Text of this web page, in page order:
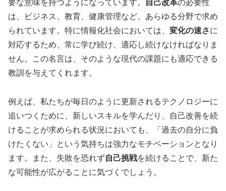
要な意味を持つようになっています。 自己改革の必要性
は、ビジネス、教育、健康管理など、あらゆる分野で求め
られています。特に情報化社会においては、 変化の速さに
対応するため、常に学び続け、適応し続けなければなりま
せん。この名言は、そのような現代の課題にも適応できる
教訓を与えてくれます。
例えば、私たちが毎日のように更新されるテクノロジーに
追いつくために、新しいスキルを学んだり、自己改善を続
けることが求められる状況においても、「過去の自分に負
けたくない」という気持ちは強力なモチベーションとなり
ます。また、失敗を恐れず自己挑戦を続けることで、新た
な可能性が広がることに気づくでしょう。